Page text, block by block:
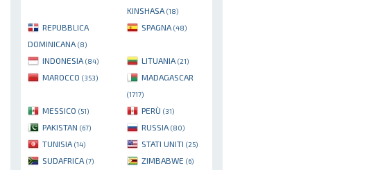
KINSHASA (18)
REPUBBLICA
DOMINICANA (8)
SPAGNA (48)
INDONESIA (84) LITUANIA (21)
MAROCCO (353) MADAGASCAR
(1717)
MESSICO (51) PERÙ (31)
PAKISTAN (67) RUSSIA (80)
TUNISIA (14) STATI UNITI (25)
SUDAFRICA (7) ZIMBABWE (6)